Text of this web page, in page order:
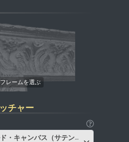
チャー
・キャンバス（サテン）